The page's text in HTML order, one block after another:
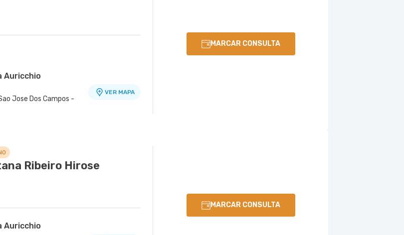
MARCAR CONSULTA
Auricchio
Jose Dos Campos -
VER MAPA
Ribeiro Hirose
MARCAR CONSULTA
Auricchio